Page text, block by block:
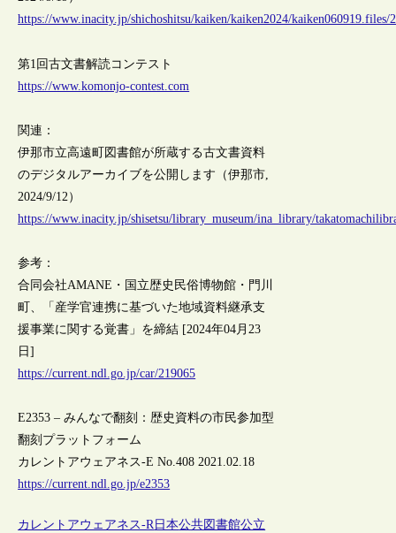
https://www.inacity.jp/shichoshitsu/kaiken/kaiken2024/kaiken060919.files/
第1回古文書解読コンテスト
https://www.komonjo-contest.com
関連：
伊那市立高遠町図書館が所蔵する古文書資料
のデジタルアーカイブを公開します（伊那市,
2024/9/12）
https://www.inacity.jp/shisetsu/library_museum/ina_library/
参考：
合同会社AMANE・国立歴史民俗博物館・門川
町、「産学官連携に基づいた地域資料継承支
援事業に関する覚書」を締結 [2024年04月23
日]
https://current.ndl.go.jp/car/219065
E2353 – みんなで翻刻：歴史資料の市民参加型
翻刻プラットフォーム
カレントアウェアネス-E No.408 2021.02.18
https://current.ndl.go.jp/e2353
カレントアウェアネス-R日本公共図書館公立